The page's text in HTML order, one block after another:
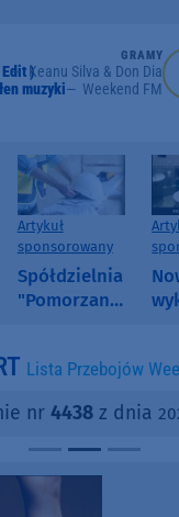
GRAMY
)
Keanu Silva & Don Diablo
muzyki
Weekend FM
Artykuł
sponsorowany
Spółdzielnia
"Pomorzanka"
informuje o
i ofertach
najmu
Lista Przebojów
nr 4438z dnia